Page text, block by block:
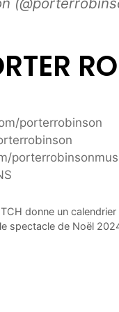
porterrobinson
donne un
spectacle de Noël